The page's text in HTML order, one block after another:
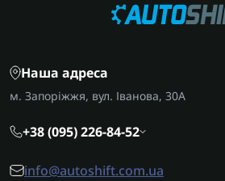
Наша адреса
м. Запоріжжя, вул. Іванова, 30А
+38 (095) 226-84-52
info@autoshift.com.ua